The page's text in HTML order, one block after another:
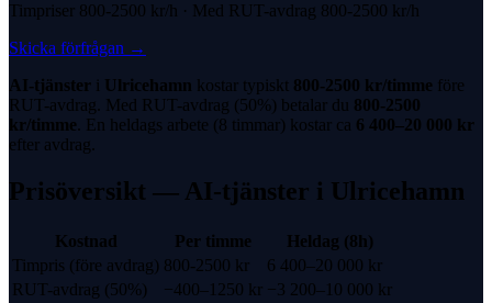
Timpriser 800-2500 kr/h · Med RUT-avdrag 800-2500 kr/h
Skicka förfrågan →
AI-tjänster i Ulricehamn kostar typiskt 800-2500 kr/timme före
RUT-avdrag. Med RUT-avdrag ( 50% ) betalar du 800-2500
kr/timme. En heldags arbete (8 timmar) kostar ca 6 400–20 000 kr
efter avdrag.
Prisöversikt —AI-tjänster i Ulricehamn
Kostnad Per timme
Heldag (8h)
Timpris (före avdrag) 800-2500 kr 6 400–20 000 kr
RUT-avdrag (50%) −400– 1250 kr −3 200– 10 000 kr